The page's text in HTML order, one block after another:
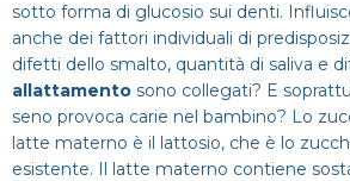
Sbiancamento dentale
sotto forma di glucosio sui denti.
anche dei fattori individuali di
difetti dello smalto, quantità di saliva e
allattamento sono collegati? E
seno provoca carie nel bambino? Lo
latte materno è il lattosio, che è lo
esistente. Il latte materno contiene